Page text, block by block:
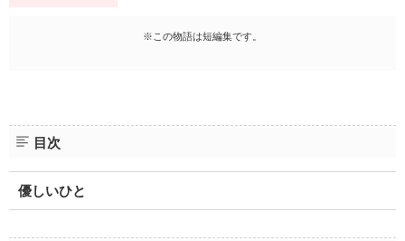
※この物語は短編集です。
目次
優しいひと